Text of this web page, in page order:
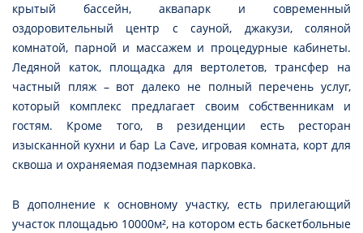
крытый бассейн, аквапарк и современный
оздоровительный центр с сауной, джакузи, соляной
комнатой, парной и массажем и процедурные кабинеты.
Ледяной каток, площадка для вертолетов, трансфер на
частный пляж – вот далеко не полный перечень услуг,
который комплекс предлагает своим собственникам и
гостям. Кроме того, в резиденции есть ресторан
изысканной кухни и бар La Cave, игровая комната, корт для
сквоша и охраняемая подземная парковка.
В дополнение к основному участку, есть прилегающий
участок площадью 10000м², на котором есть баскетбольные